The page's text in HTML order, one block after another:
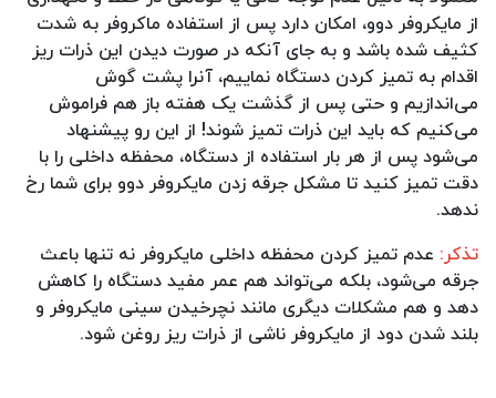
از مایکروفر دوو، امکان دارد پس از استفاده ماکروفر به شدت
کثیف شده باشد و به جای آنکه در صورت دیدن این ذرات ریز
اقدام به تمیز کردن دستگاه نماییم، آنرا پشت گوش
می‌اندازیم و حتی پس از گذشت یک هفته باز هم فراموش
می‌کنیم که باید این ذرات تمیز شوند! از این رو پیشنهاد
می‌شود پس از هر بار استفاده از دستگاه، محفظه داخلی را با
دقت تمیز کنید تا مشکل جرقه زدن مایکروفر دوو برای شما رخ
ندهد.
تذکر: عدم تمیز کردن محفظه داخلی مایکروفر نه تنها باعث
جرقه می‌شود، بلکه می‌تواند هم عمر مفید دستگاه را کاهش
دهد و هم مشکلات دیگری مانند نچرخیدن سینی مایکروفر و
بلند شدن دود از مایکروفر ناشی از ذرات ریز روغن شود.